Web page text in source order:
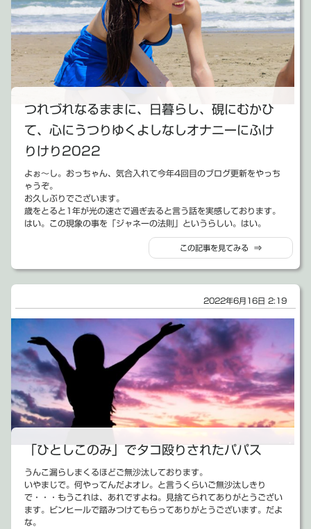
まぁ、無理ですよね。
これを年齢のせいとか、ブログと言うものの隆盛にかこつけて許しを
乞うても仕方がないと思うんだ。
何のことは無いわけで、若いころ最も忌むべき対象として見ていた、
とめどなく溢れ出る衝動を形にしなくなるつまらないおっさんにオレ
自身がなってしまったと言う。それ以上でも以下でもない話なんだ
よ。
やってみよう。
今日のうちに書いてしまおう。
今回は、何となく「お仕事」「創作活動」「生活」の３つにカテゴラ
イズした上で書きます。はい。
【お仕事について】
お仕事を法人化して2年目。所謂2期目と言う奴も半分以上終了した。
とが出来たと思う。その上で、ちゃんと利益を出して、順調に終える
それに比べて今年だよ。今年。
正直、仕事のボリュームと規模は、今年引くほど大きくなった。
もちろん従来のお仕事も本当にありがたい事にたくさんたくさんたく
さんたくさんご依頼いただいてたんだけども・・・
それ以外にも、具体的に固有名詞を出してしまうとやばい位の規模の
お仕事もやった。
TVCMのディレクターしたり、あまつさえ、馬忠・DA・ムドーの楽
曲をそのBGMに使ったりもした。
お店をディレクションして無事開店までこぎ着けたりもしたな。
社員も増えたので、新しく事務所を開設したりもした。
来年には、何か某有名大学の講義の監修などもやることになるらし
い。それに伴う関東出張に今からドキドキしてたりするんだけれども
（都会・・・と言うか人込みとか怖いんだよなぁ～）
お金がないんだよねぇ～
お仕事のボリュームと規模が大きくなると当然経費もかかってくるわ
けで、社員さんの給料だって出してあげないといけない。事務所開設
なんて、会社設立の時よりお金かかったし。となると、なんか知らん
けど会社のお金が1期目と比べると笑うくらい貯まらねえのよ。
忙しいんだよ。中学生だったら、自慢しまくる位休みもなく、夜も寝
ないでお仕事ばっかりしてた。特に、10月からの3ヶ月くらいは。
つれづれなるままに、日暮らし、硯にむかひ
て、心にうつりゆくよしなしオナニーにふけ
りけり2022
よぉ～し。おっちゃん、気合入れて今年4回目のブログ更新をやっち
ゃうぞ。
お久しぶりでございます。
歳をとると1年が光の速さで過ぎ去ると言う話を実感しております。
はい。この現象の事を「ジャネーの法則」というらしい。はい。
まぁ何しか、死なずに生きてはいるものの、日々目まぐるしく移り変
わっていて、もう今年の初めに何があったのかと言う事さえも、ほぼ
それはそれとして少しだけ、ここ最近の事を備忘録として残しておこ
う。
あと、あれだ。文章書いてないと、馬鹿になるしな。ただで加齢でど
うしようもなく低能になっているのに、これ以上馬鹿になってたまる
か。
漫画の話。
とは言いつつ、今年、新作長編（中編か？）漫画を作って、ちゃんと
完結させた。
ブログで少し触れたけど、去年からあった不動産売買に関する話を面
白おかしく漫画にしてやろうという試みで描いた「不動産売買であっ
で描き切ることが出来た。
なものだったんだけど、ありがたい事にこの漫画が、オレのこれまで
描いたどのマンガよりも、アクセス数、コメント数などが凄い事にな
った。
「Gの世界」を描いてた時には、1回か2回しか取れなかった、新都社
のhotitemにも更新する度に載って、最終話では遂に1番人気（とい
この記事を見てみる ⇒
2022年6月16日 2:19
「ひとしこのみ」でタコ殴りされたパパス
うんこ漏らしまくるほどご無沙汰しております。
いやまじで。何やってんだよオレ。と言うくらいご無沙汰しきり
で・・・もうこれは、あれですよね。見捨てられてありがとうござい
ます。ピンヒールで踏みつけてもらってありがとうございます。だよ
な。